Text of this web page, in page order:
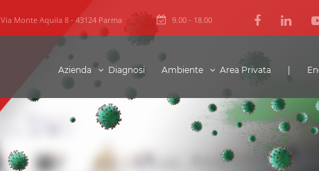
9.00 - 18.00
Via Monte Aquila 8 - 43124 Parma
Azienda Diagnosi Ambiente Area Privata